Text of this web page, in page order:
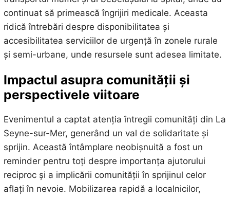
continuat să primească îngrijiri medicale. Aceasta
ridică întrebări despre disponibilitatea și
accesibilitatea serviciilor de urgență în zonele rurale
și semi-urbane, unde resursele sunt adesea limitate.
Impactul asupra comunității și
perspectivele viitoare
Evenimentul a captat atenția întregii comunități din La
Seyne-sur-Mer, generând un val de solidaritate și
sprijin. Această întâmplare neobișnuită a fost un
reminder pentru toți despre importanța ajutorului
reciproc și a implicării comunității în sprijinul celor
aflați în nevoie. Mobilizarea rapidă a localnicilor,